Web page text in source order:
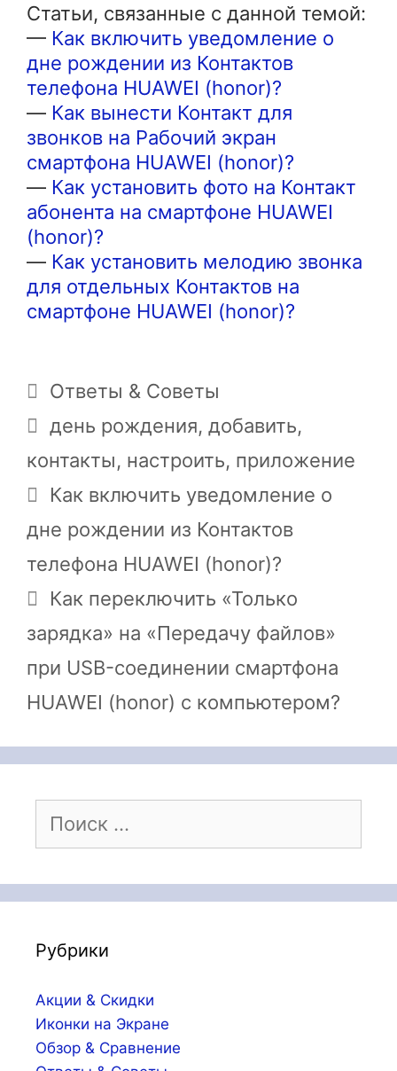
Статьи, связанные с данной темой:
— Как включить уведомление о
дне рождении из Контактов
телефона HUAWEI (honor)?
— Как вынести Контакт для
звонков на Рабочий экран
смартфона HUAWEI (honor)?
— Как установить фото на Контакт
абонента на смартфоне HUAWEI
(honor)?
— Как установить мелодию звонка
для отдельных Контактов на
смартфоне HUAWEI (honor)?
Рубрики
Ответы & Советы
Метки
день рождения,добавить,
контакты, настроить, приложение
Как включить уведомление о
дне рождении из Контактов
телефона HUAWEI (honor)?
Как переключить «Только
зарядка» на «Передачу файлов»
при USB-соединении смартфона
HUAWEI (honor) с компьютером?
Рубрики
Акции & Скидки
Иконки на Экране
Обзор & Сравнение